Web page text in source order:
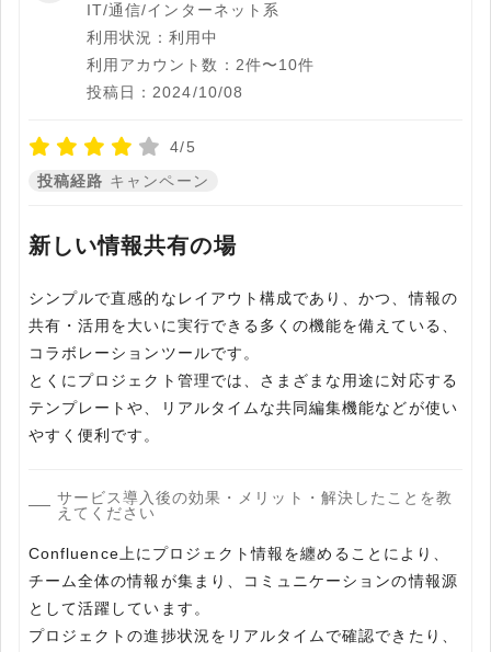
IT/通信/インターネット系
利用状況：利用中
利用アカウント数：2件〜10件
投稿日：2024/10/08
4/5
投稿経路 キャンペーン
新しい情報共有の場
シンプルで直感的なレイアウト構成であり、かつ、情報の
共有・活用を大いに実行できる多くの機能を備えている、
コラボレーションツールです。
とくにプロジェクト管理では、さまざまな用途に対応する
テンプレートや、リアルタイムな共同編集機能などが使い
やすく便利です。
サービス導入後の効果・メリット・解決したことを教
えてください
Confluence上にプロジェクト情報を纏めることにより、
チーム全体の情報が集まり、コミュニケーションの情報源
として活躍しています。
プロジェクトの進捗状況をリアルタイムで確認できたり、